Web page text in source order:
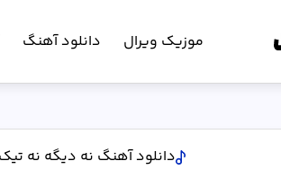
موزیک ویرال دانلود آهنگ
دانلود آهنگ نه دیگه نه